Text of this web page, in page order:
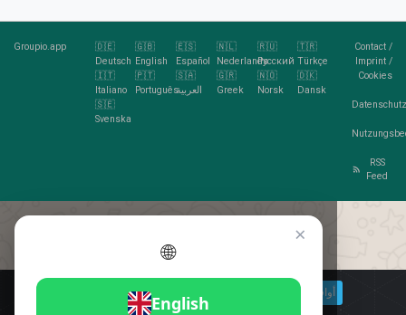
Groupio.app
🇩🇪
Deutsch
🇬🇧
English
🇪🇸
Español
🇳🇱
Nederlands
🇷🇺
Русский
🇹🇷
Türkçe
🇮🇹
Italiano
🇵🇹
Português
🇸🇦
العربية
🇬🇷
Greek
🇳🇴
Norsk
🇩🇰
Dansk
🇸🇪
Svenska
Contact/
Imprint/
Cookies
RSS
Feed
مزيد من المعلومات أوافق
×
🌐
English